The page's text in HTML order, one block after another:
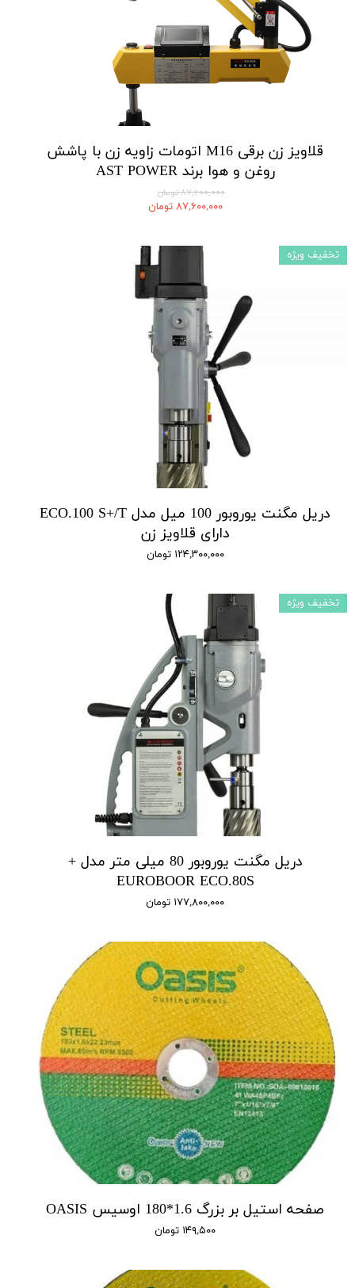
قلاویز زن برقی M16 اتومات زاویه زن با پاشش
روغن و هوا برند AST POWER
۸۷,۶۰۰,۰۰۰ تومان
۸۷,۶۰۰,۰۰۰ تومان
دریل مگنت یوروبور 100 میل مدل ECO.100 S+/T
دارای قلاویز زن
۱۲۴,۳۰۰,۰۰۰ تومان
تخفیف ویژه
دریل مگنت یوروبور 80 میلی متر مدل +
EUROBOOR ECO.80S
۱۷۷,۸۰۰,۰۰۰ تومان
تخفیف ویژه
صفحه استیل بر بزرگ 1.6*180 اوسیس OASIS
۱۴۹,۵۰۰ تومان